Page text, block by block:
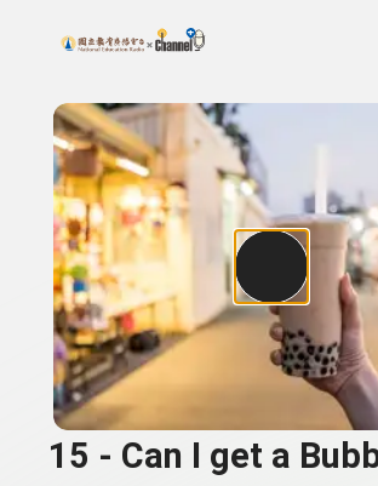
上方功能區塊
搜尋關鍵字：可輸入節目名稱、主持人
15 - Can I get a